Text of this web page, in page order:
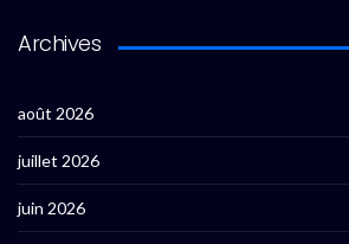
Archives
août 2026
juillet 2026
juin 2026